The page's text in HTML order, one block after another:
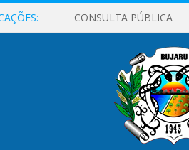
CONSULTA PÚBLICA